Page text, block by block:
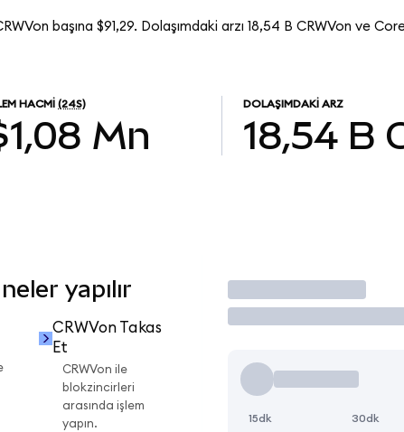
başına $91,29. Dolaşımdaki arzı 18,54 B CRWVon ve
HACMI (24S)
Mn
DOLAŞIMDAKI ARZ
18,54 B
yapılır
CRWVon Takas
Et
CRWVon ile
blokzincirleri
arasında işlem
yapın.
İşlem Yap
15dk 30dk